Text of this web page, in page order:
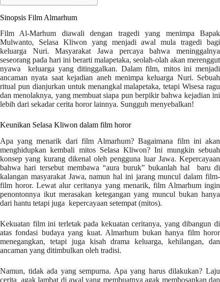
Sinopsis Film Almarhum
Film Al-Marhum diawali dengan tragedi yang menimpa Bapak
Mulwanto, Selasa Kliwon yang menjadi awal mula tragedi bagi
keluarga Nuri. Masyarakat Jawa percaya bahwa meninggalnya
seseorang pada hari ini berarti malapetaka, seolah-olah akan merenggut
nyawa keluarga yang ditinggalkan. Dalam film, mitos ini menjadi
ancaman nyata saat kejadian aneh menimpa keluarga Nuri. Sebuah
ritual pun dianjurkan untuk menangkal malapetaka, tetapi Wisesa ragu
dan menolaknya, yang membuat siapa pun berpikir bahwa kejadian ini
lebih dari sekadar cerita horor lainnya. Sungguh menyebalkan!
Keunikan Selasa Kliwon dalam film horor
Apa yang menarik dari film Almarhum? Bagaimana film ini akan
menghidupkan kembali mitos Selasa Kliwon? Ini mungkin sebuah
konsep yang kurang dikenal oleh pengguna luar Jawa. Kepercayaan
bahwa hari tersebut membawa “aura buruk” bukanlah hal baru di
kalangan masyarakat Jawa, namun hal ini jarang muncul dalam film-
film horor. Lewat alur ceritanya yang menarik, film Almarhum ingin
penontonnya ikut merasakan ketegangan yang muncul bukan hanya
dari hantu tetapi juga kepercayaan setempat (mitos).
Kekuatan film ini terletak pada kekuatan ceritanya, yang dibangun di
atas fondasi budaya yang kuat. Almarhum bukan hanya film horor
menegangkan, tetapi juga kisah drama keluarga, kehilangan, dan
ancaman yang ditimbulkan oleh tradisi.
Namun, tidak ada yang sempurna. Apa yang harus dilakukan? Laju
cerita agak lambat di awal yang membuatnya agak membosankan dan